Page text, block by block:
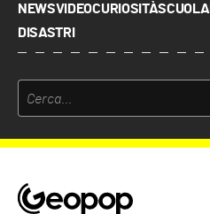
NEWSVIDEOCURIOSITÀSCUOLA
DISASTRI